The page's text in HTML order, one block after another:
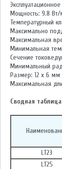
Мощность: 9.8 Вт/
Температурный
Максимально
Максимальная
Минимальная
Сечение
Минимальный
Размер: 12 х 6 мм
Максимальная
Сводная
LT23
LT25